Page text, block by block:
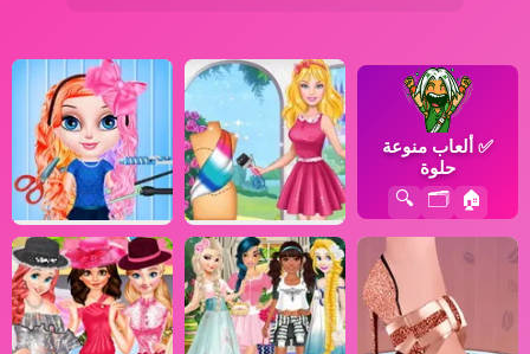
✅ ألعاب منوعة
حلوة
🏠
🗂️
🔍